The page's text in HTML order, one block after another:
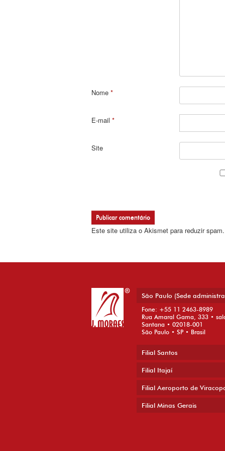
Nome *
E-mail *
Site
Este site utiliza o Akismet para reduzir spam.
São Paulo (Sede
Fone: +55 11 2463-8989
Rua Amaral Gama, 333 •
Santana • 02018-001
São Paulo • SP • Brasil
Filial Santos
Filial Itajaí
Filial Aeroporto de
Filial Minas Gerais